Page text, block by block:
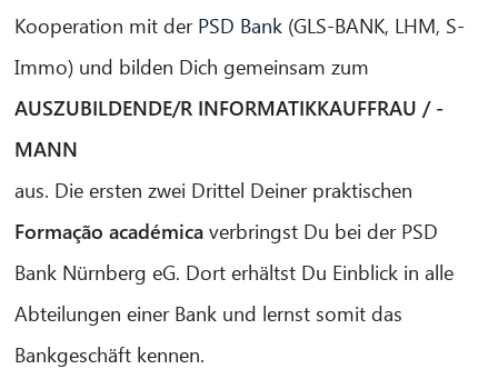
Kooperation mit der PSD Bank (GLS-BANK, LHM, S-
Immo) und bilden Dich gemeinsam zum
AUSZUBILDENDE/R INFORMATIKKAUFFRAU / -
MANN
aus. Die ersten zwei Drittel Deiner praktischen
Formação académica verbringst Du bei der PSD
Bank Nürnberg eG. Dort erhältst Du Einblick in alle
Abteilungen einer Bank und lernst somit das
Bankgeschäft kennen.